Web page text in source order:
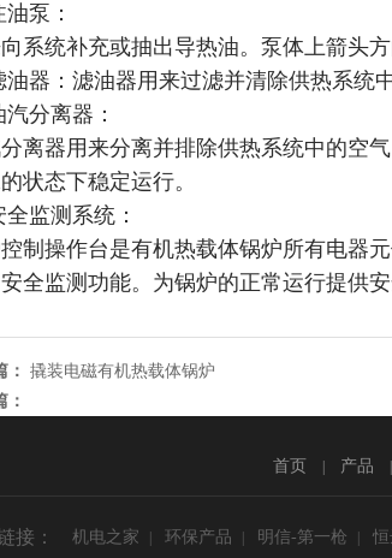
泵：
系统补充或抽出导热油。泵体上箭头
器：滤油器用来过滤并清除供热系统中
分离器：
离器用来分离并排除供热系统中的空
状态下稳定运行。
监测系统：
制操作台是有机热载体锅炉所有电器
全监测功能。为锅炉的正常运行提供
： 撬装电磁有机热载体锅炉
：
首页 产品
接： 机电之家 环保产品 明信-第一枪